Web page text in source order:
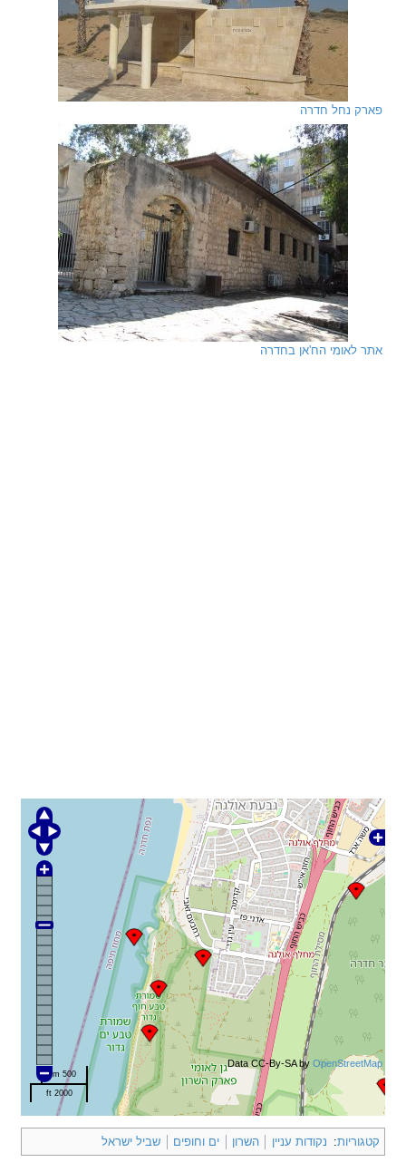
פארק נחל חדרה
אתר לאומי הח'אן בחדרה
500 m
2000 ft
Data CC-By-SA by OpenStreetMap
קטגוריות: נקודות עניין השרון ים וחופים שביל ישראל